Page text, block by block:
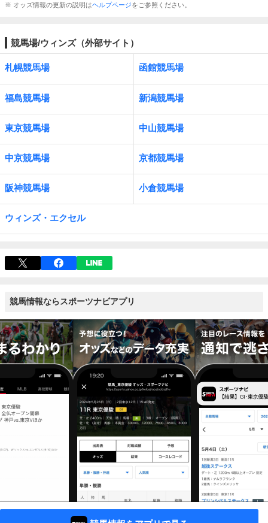
※ オッズ情報の更新の説明はヘルプページをご参照ください。
競馬場/ウィンズ（外部サイト）
札幌競馬場 函館競馬場
福島競馬場 新潟競馬場
東京競馬場 中山競馬場
中京競馬場 京都競馬場
阪神競馬場 小倉競馬場
ウィンズ・エクセル
競馬情報ならスポーツナビアプリ